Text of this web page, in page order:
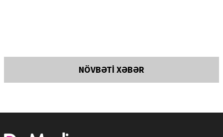
NÖVBƏTİ XƏBƏR